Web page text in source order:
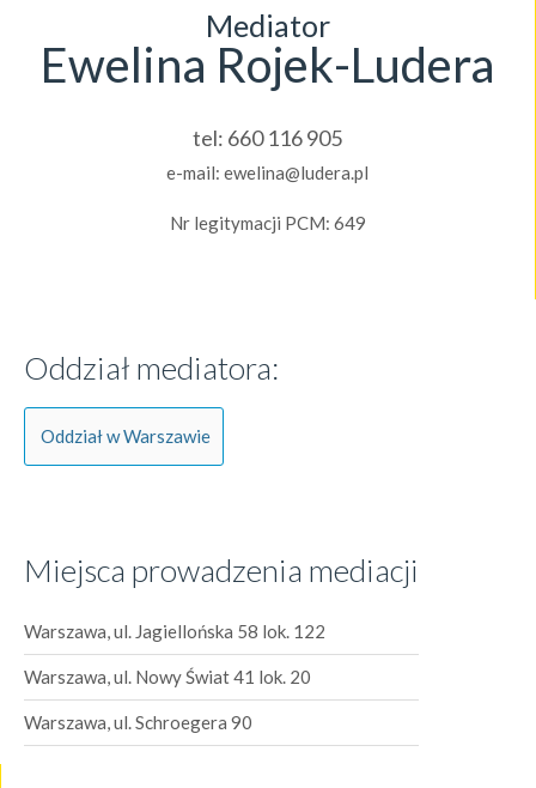
Mediator
Ewelina Rojek-Ludera
tel: 660 116 905
e-mail: ewelina@ludera.pl
Nr legitymacji PCM: 649
Oddział mediatora:
Oddział w Warszawie
Miejsca prowadzenia mediacji
Warszawa, ul. Jagiellońska 58 lok. 122
Warszawa, ul. Nowy Świat 41 lok. 20
Warszawa, ul. Schroegera 90